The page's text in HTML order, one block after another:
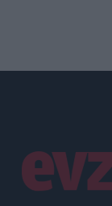
Linkuri